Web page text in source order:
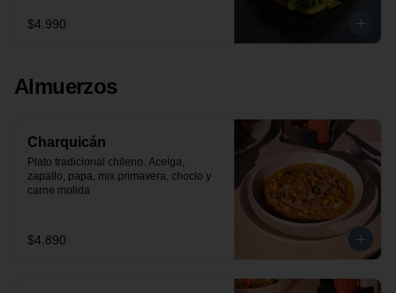
$4.990
Almuerzos
Charquicán
Plato tradicional chileno. Acelga,
zapallo, papa, mix primavera, choclo y
carne molida
$4.890